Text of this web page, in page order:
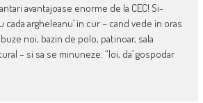
avantajoase enorme de la CEC! Si-
cada argheleanu’ in cur – cand vede in oras
noi, bazin de polo, patinoar, sala
– si sa se minuneze: “Ioi, da’ gospodar